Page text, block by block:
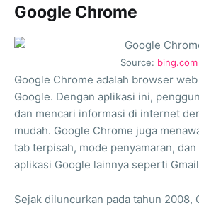
Google Chrome
Source: bing.com
Google Chrome adalah browser
Google. Dengan aplikasi ini,
dan mencari informasi di internet
mudah. Google Chrome juga
tab terpisah, mode penyamaran,
aplikasi Google lainnya seperti
Sejak diluncurkan pada tahun 2008,